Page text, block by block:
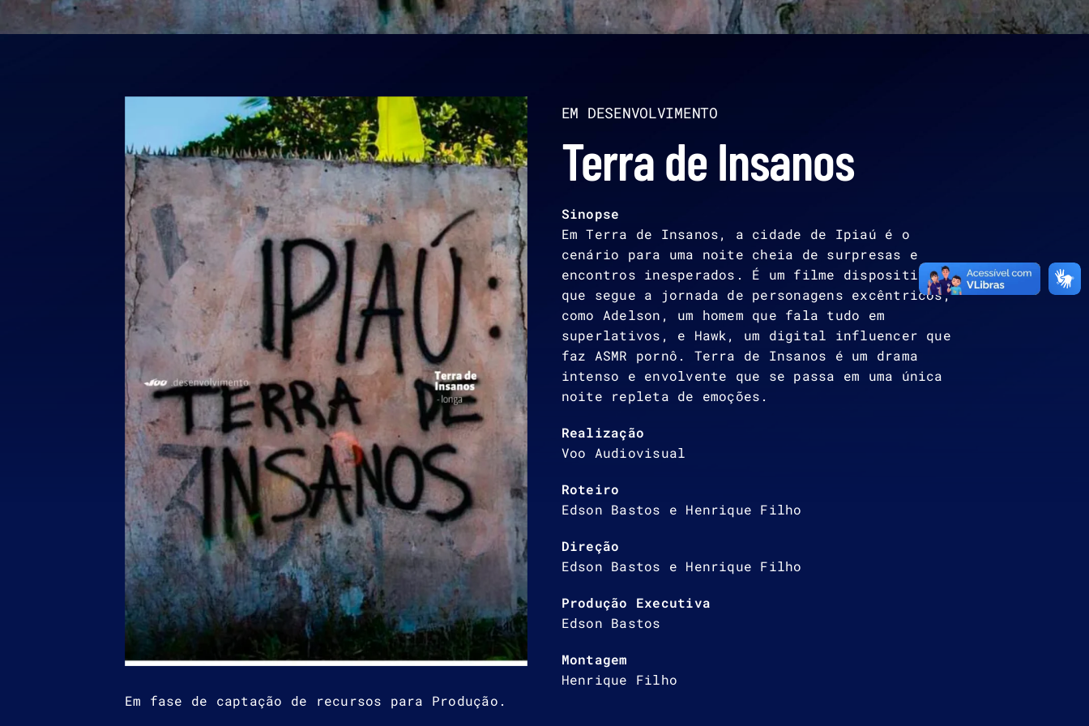
Em fase de captação de recursos para Produção.
EM DESENVOLVIMENTO
Terra de Insanos
Sinopse
Em Terra de Insanos, a cidade de Ipiaú é o
cenário para uma noite cheia de surpresas e
encontros inesperados. É um filme dispositivo
que segue a jornada de personagens excêntricos,
como Adelson, um homem que fala tudo em
superlativos, e Hawk, um digital influencer que
faz ASMR pornô. Terra de Insanos é um drama
intenso e envolvente que se passa em uma única
noite repleta de emoções.
Realização
Voo Audiovisual
Roteiro
Edson Bastos e Henrique Filho
Direção
Edson Bastos e Henrique Filho
Produção Executiva
Edson Bastos
Montagem
Henrique Filho